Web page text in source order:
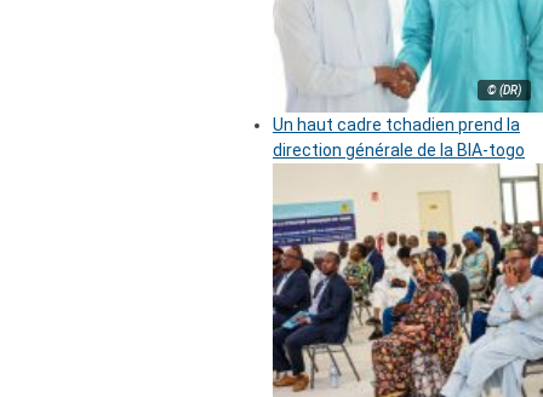
© (DR)
Un haut cadre tchadien prend la
direction générale de la BIA-togo